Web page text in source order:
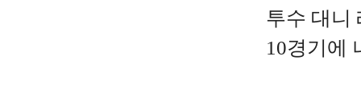
투수 대니
10경기에